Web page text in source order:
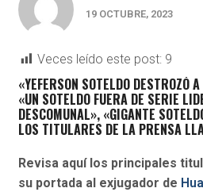
19 OCTUBRE, 2023
Veces leído este post: 9
«YEFERSON SOTELDO DESTROZÓ
«UN SOTELDO FUERA DE SERIE
DESCOMUNAL», «GIGANTE
LOS TITULARES DE LA PRENSA
Revisa aquí los principales
su portada al exjugador de